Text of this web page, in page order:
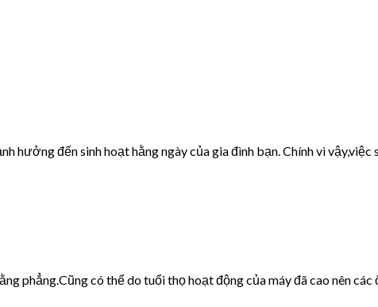
hưởng đến sinh hoạt hằng ngày của gia đình bạn. Chính vì
phẳng.Cũng có thể do tuổi thọ hoạt động của máy đã cao nên